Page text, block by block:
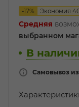
-17% Экономия
Средняя
выбранном
В
Самовывоз